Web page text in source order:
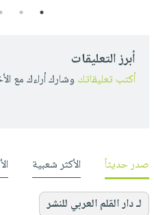
1
2
أبرز التعليقات
أكتب تعليقاتك وشارك أراءك مع
صدر حديثاً الأكثر شعبية
لـ دار القلم العربي للنشر